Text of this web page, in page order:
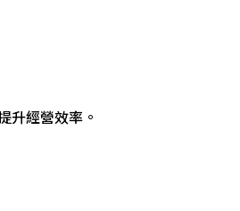
升經營效率。